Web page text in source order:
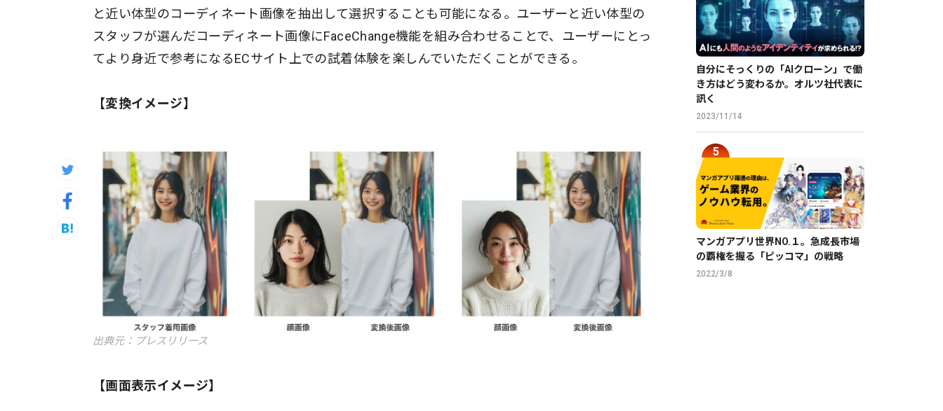
と近い体型のコーディネート画像を抽出して選択することも可能になる。ユーザーと近い体型の
スタッフが選んだコーディネート画像にFaceChange機能を組み合わせることで、ユーザーにとっ
てより身近で参考になるECサイト上での試着体験を楽しんでいただくことができる。
【変換イメージ】
出典元：プレスリリース
【画面表示イメージ】
自分にそっくりの「AIクローン」で働
き方はどう変わるか。オルツ社代表に
訊く
2023/11/14
マンガアプリ世界NO.１。急成長市場
の覇権を握る「ピッコマ」の戦略
2022/3/8